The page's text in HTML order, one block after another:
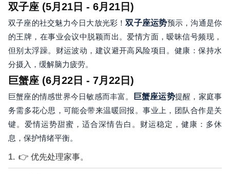
双子座 (5月21日 - 6月21日)
双子座的社交魅力今日大放光彩！双子座运势预示，沟通是你
的王牌，在事业会议中脱颖而出。爱情方面，暧昧信号频现，
但别太浮躁。财运波动，建议避开高风险项目。健康：保持水
分摄入，缓解脑力疲劳。
巨蟹座 (6月22日 - 7月22日)
巨蟹座的情感世界今日敏感而丰富。 巨蟹座运势提醒，家庭事
务需多花心思，可能会带来温暖回报。事业上，团队合作是关
键。爱情运势甜蜜，适合深情告白。财运稳定，健康：多休
息，保护情绪平衡。
👉 优先处理家事。